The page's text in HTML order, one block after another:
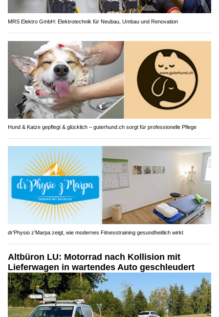
MRS Elektro GmbH: Elektrotechnik für Neubau, Umbau und Renovation
Hund & Katze gepflegt & glücklich – guterhund.ch sorgt für professionelle Pflege
dr’Physio z’Marpa zeigt, wie modernes Fitnesstraining gesundheitlich wirkt
Altbüron LU: Motorrad nach Kollision mit
Lieferwagen in wartendes Auto geschleudert